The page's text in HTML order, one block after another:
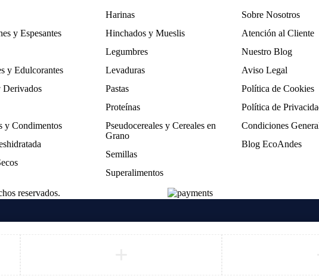
y Espesantes
y Edulcorantes
Derivados
y Condimentos
Harinas
Hinchados y Mueslis
Legumbres
Levaduras
Pastas
Proteínas
Pseudocereales y Cereales en
Grano
Semillas
Superalimentos
Sobre Nosotros
Atención al Cliente
Nuestro Blog
Aviso Legal
Política de Cookies
Política de
Condiciones
Blog EcoAndes
reservados.